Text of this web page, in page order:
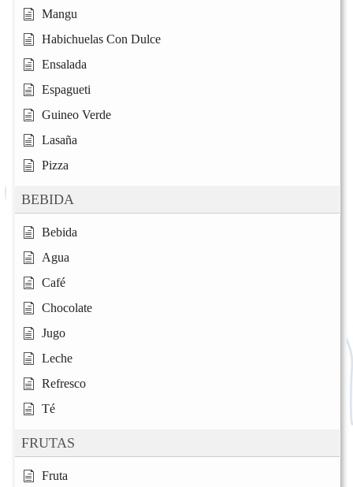
Mangu
Habichuelas Con Dulce
Ensalada
Espagueti
Guineo Verde
Lasaña
Pizza
BEBIDA
Bebida
Agua
Café
Chocolate
Jugo
Leche
Refresco
Té
FRUTAS
Fruta